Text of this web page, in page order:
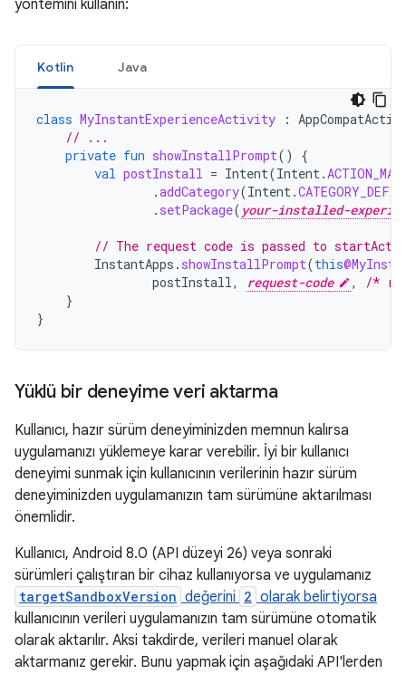
yöntemini kullanın:
Kotlin Java
class MyInstantExperienceActivity :
// ...
private fun showInstallPrompt()
{
val postInstall = Intent(Intent.
.addCategory(Intent.
. setPackage( your-installed-
// The request code is passed to
InstantApps . showInstallPrompt(this
postInstall, request-code ,
/*
}
}
Yüklü bir deneyime veri aktarma
Kullanıcı, hazır sürüm deneyiminizden memnun kalırsa
uygulamanızı yüklemeye karar verebilir. İyi bir kullanıcı
deneyimi sunmak için kullanıcının verilerinin hazır sürüm
deneyiminizden uygulamanızın tam sürümüne aktarılması
önemlidir.
Kullanıcı, Android 8.0 (API düzeyi 26) veya sonraki
sürümleri çalıştıran bir cihaz kullanıyorsa ve uygulamanız
targetSandboxVersion değerini 2 olarak belirtiyorsa
kullanıcının verileri uygulamanızın tam sürümüne otomatik
olarak aktarılır. Aksi takdirde, verileri manuel olarak
aktarmanız gerekir. Bunu yapmak için aşağıdaki API'lerden